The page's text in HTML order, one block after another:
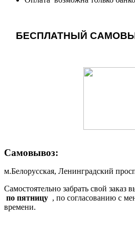
БЕСПЛАТНЫЙ
Самовывоз:
м.Белорусская, Ленинградский
Самостоятельно забрать свой заказ
по пятницу , по согласованию с
времени.